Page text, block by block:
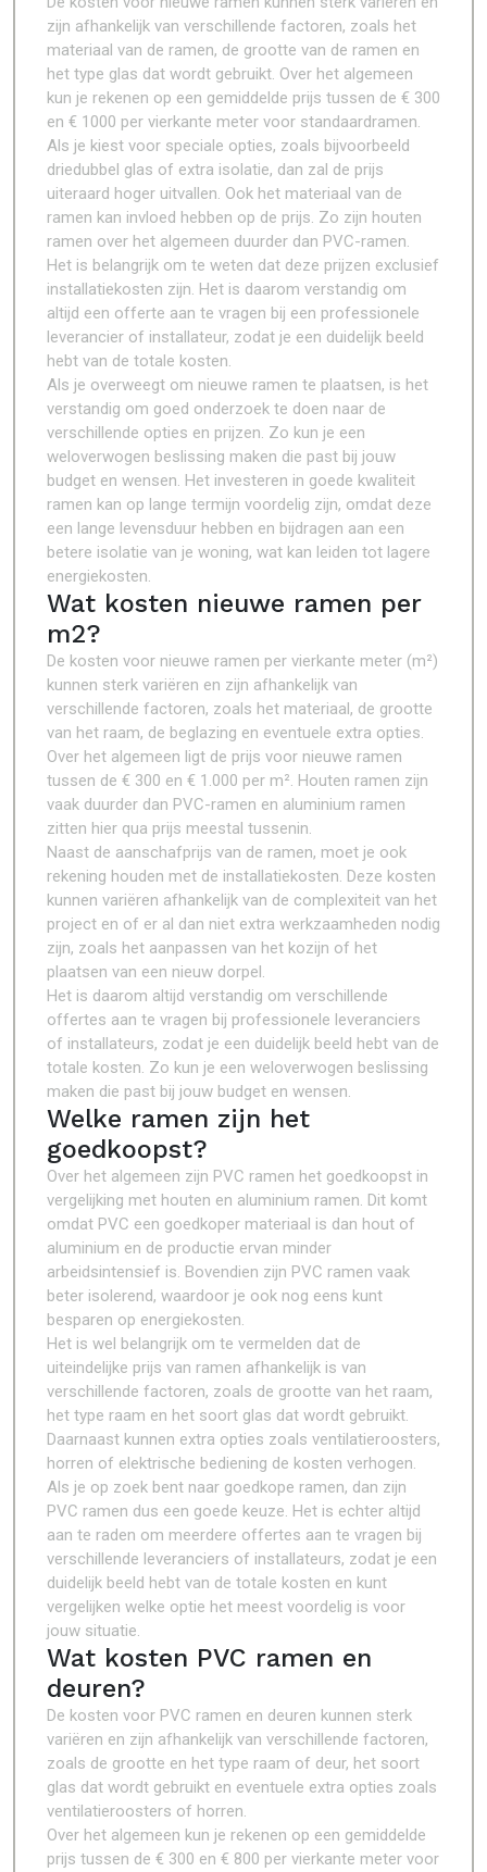
zijn afhankelijk van verschillende factoren, zoals het
materiaal van de ramen, de grootte van de ramen en
het type glas dat wordt gebruikt. Over het algemeen
kun je rekenen op een gemiddelde prijs tussen de € 300
en € 1000 per vierkante meter voor standaardramen.
Als je kiest voor speciale opties, zoals bijvoorbeeld
driedubbel glas of extra isolatie, dan zal de prijs
uiteraard hoger uitvallen. Ook het materiaal van de
ramen kan invloed hebben op de prijs. Zo zijn houten
ramen over het algemeen duurder dan PVC-ramen.
Het is belangrijk om te weten dat deze prijzen exclusief
installatiekosten zijn. Het is daarom verstandig om
altijd een offerte aan te vragen bij een professionele
leverancier of installateur, zodat je een duidelijk beeld
hebt van de totale kosten.
Als je overweegt om nieuwe ramen te plaatsen, is het
verstandig om goed onderzoek te doen naar de
verschillende opties en prijzen. Zo kun je een
weloverwogen beslissing maken die past bij jouw
budget en wensen. Het investeren in goede kwaliteit
ramen kan op lange termijn voordelig zijn, omdat deze
een lange levensduur hebben en bijdragen aan een
betere isolatie van je woning, wat kan leiden tot lagere
energiekosten.
Wat kosten nieuwe ramen per
m2?
De kosten voor nieuwe ramen per vierkante meter (m²)
kunnen sterk variëren en zijn afhankelijk van
verschillende factoren, zoals het materiaal, de grootte
van het raam, de beglazing en eventuele extra opties.
Over het algemeen ligt de prijs voor nieuwe ramen
tussen de € 300 en € 1.000 per m². Houten ramen zijn
vaak duurder dan PVC-ramen en aluminium ramen
zitten hier qua prijs meestal tussenin.
Naast de aanschafprijs van de ramen, moet je ook
rekening houden met de installatiekosten. Deze kosten
kunnen variëren afhankelijk van de complexiteit van het
project en of er al dan niet extra werkzaamheden nodig
zijn, zoals het aanpassen van het kozijn of het
plaatsen van een nieuw dorpel.
Het is daarom altijd verstandig om verschillende
offertes aan te vragen bij professionele leveranciers
of installateurs, zodat je een duidelijk beeld hebt van de
totale kosten. Zo kun je een weloverwogen beslissing
maken die past bij jouw budget en wensen.
Welke ramen zijn het
goedkoopst?
Over het algemeen zijn PVC ramen het goedkoopst in
vergelijking met houten en aluminium ramen. Dit komt
omdat PVC een goedkoper materiaal is dan hout of
aluminium en de productie ervan minder
arbeidsintensief is. Bovendien zijn PVC ramen vaak
beter isolerend, waardoor je ook nog eens kunt
besparen op energiekosten.
Het is wel belangrijk om te vermelden dat de
uiteindelijke prijs van ramen afhankelijk is van
verschillende factoren, zoals de grootte van het raam,
het type raam en het soort glas dat wordt gebruikt.
Daarnaast kunnen extra opties zoals ventilatieroosters,
horren of elektrische bediening de kosten verhogen.
Als je op zoek bent naar goedkope ramen, dan zijn
PVC ramen dus een goede keuze. Het is echter altijd
aan te raden om meerdere offertes aan te vragen bij
verschillende leveranciers of installateurs, zodat je een
duidelijk beeld hebt van de totale kosten en kunt
vergelijken welke optie het meest voordelig is voor
jouw situatie.
Wat kosten PVC ramen en
deuren?
De kosten voor PVC ramen en deuren kunnen sterk
variëren en zijn afhankelijk van verschillende factoren,
zoals de grootte en het type raam of deur, het soort
glas dat wordt gebruikt en eventuele extra opties zoals
ventilatieroosters of horren.
Over het algemeen kun je rekenen op een gemiddelde
prijs tussen de € 300 en € 800 per vierkante meter voor